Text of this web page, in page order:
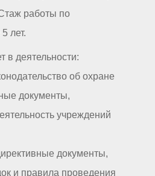
работы по
лет.
в деятельности:
об охране
документы,
учреждений
документы,
и правила проведения